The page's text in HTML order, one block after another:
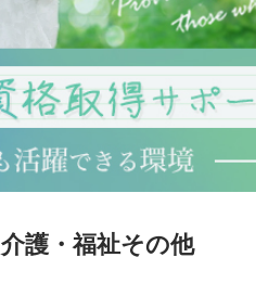
護・福祉その他